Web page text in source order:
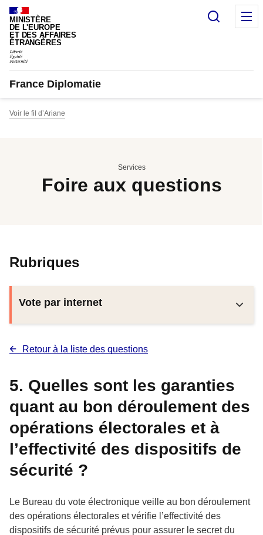
Panneau de gestion des cookies
MINISTÈRE
DE L'EUROPE
ET DES AFFAIRES
ÉTRANGÈRES
France Diplomatie
Voir le fil d’Ariane
Services
Foire aux questions
Rubriques
Vote par internet
Retour à la liste des questions
5. Quelles sont les garanties
quant au bon déroulement des
opérations électorales et à
l’effectivité des dispositifs de
sécurité ?
Le Bureau du vote électronique veille au bon déroulement
des opérations électorales et vérifie l’effectivité des
dispositifs de sécurité prévus pour assurer le secret du